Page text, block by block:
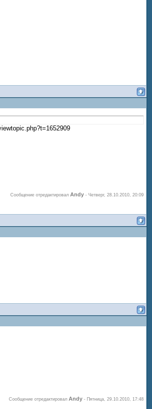
Сообщение отредактировал Andy - Четверг, 28.10.2010, 20:09
Сообщение отредактировал Andy - Пятница, 29.10.2010, 17:48